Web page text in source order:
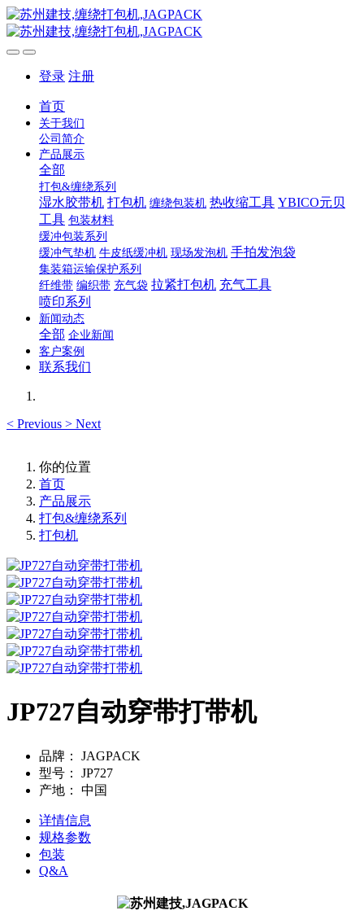
登录 注册
首页
关于我们
公司简介
产品展示
全部
打包&缠绕系列
湿水胶带机 打包机 缠绕包装机 热收缩工具 YBICO元贝
工具 包装材料
缓冲包装系列
缓冲气垫机 牛皮纸缓冲机 现场发泡机 手拍发泡袋
集装箱运输保护系列
纤维带 编织带 充气袋 拉紧打包机 充气工具
喷印系列
新闻动态
全部 企业新闻
客户案例
联系我们
< Previous > Next
你的位置
首页
产品展示
打包&缠绕系列
打包机
JP727自动穿带打带机
品牌：
JAGPACK
型号：
JP727
产地：
中国
详情信息
规格参数
包装
Q&A